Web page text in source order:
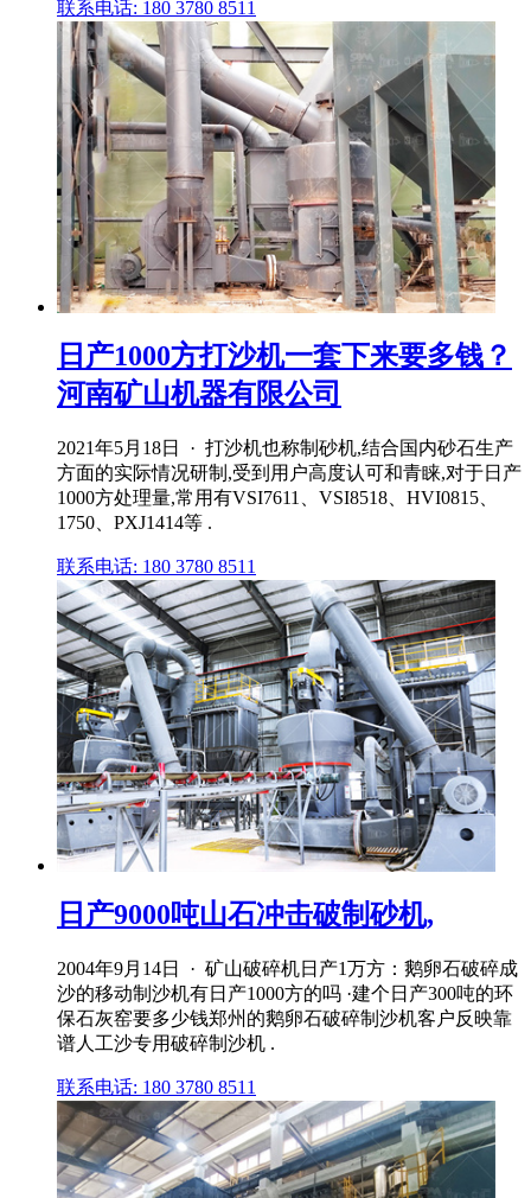
联系电话: 180 3780 8511
日产1000方打沙机一套下来要多钱？
河南矿山机器有限公司
2021年5月18日 · 打沙机也称制砂机,结合国内砂石生产
方面的实际情况研制,受到用户高度认可和青睐,对于日产
1000方处理量,常用有VSI7611、VSI8518、HVI0815、
1750、PXJ1414等 .
联系电话: 180 3780 8511
日产9000吨山石冲击破制砂机,
2004年9月14日 · 矿山破碎机日产1万方：鹅卵石破碎成
沙的移动制沙机有日产1000方的吗 ·建个日产300吨的环
保石灰窑要多少钱郑州的鹅卵石破碎制沙机客户反映靠
谱人工沙专用破碎制沙机 .
联系电话: 180 3780 8511